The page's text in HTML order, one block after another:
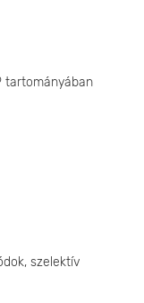
tartományában
szelektív